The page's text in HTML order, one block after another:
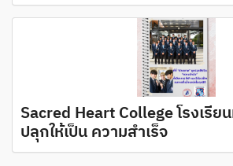
Sacred Heart College โรงเรี
ปลุกให้เป็น ความสำเร็จ